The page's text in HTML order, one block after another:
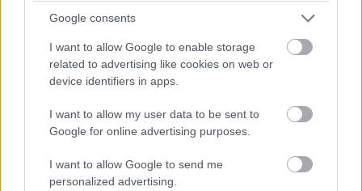
Google consents
I want to allow Google to enable storage
related to advertising like cookies on web or
device identifiers in apps.
I want to allow my user data to be sent to
Google for online advertising purposes.
I want to allow Google to send me
personalized advertising.
Ez a könyvsorozat nem egy konvencionális értelemben
összekapcsolja, hogy a két kultikussá vált film, A
nyolcadik utas: a Halál és A bolygó neve: Halál körüli
eseményeket mutatják be más-más aspektusokból. Az
Árnyékhajsza a filmsorozat első két része között, egy